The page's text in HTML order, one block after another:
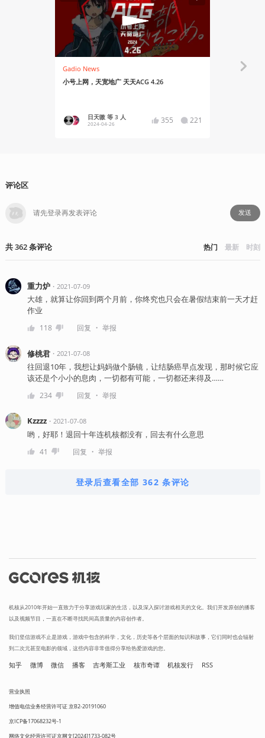
Gadio News
小号上网，天宽地广 天天ACG 4.26
日天嗷 等 3 人
2024-04-26 355 221
Gadio News
评论区
发送
共362条评论 热门 最新 时刻
重力炉・ 2021-07-09
大雄，就算让你回到两个月前，你终究也只会在暑假结束前一天才赶
作业
118 回复 ・ 举报
修桃君・ 2021-07-08
往回退10年，我想让妈妈做个肠镜，让结肠癌早点发现，那时候它应
该还是个小小的息肉，一切都有可能，一切都还来得及……
234 回复 ・ 举报
Kzzzz・ 2021-07-08
哟，好耶！退回十年连机核都没有，回去有什么意思
41 回复 ・ 举报
登录后查看全部 362 条评论
机核从2010年开始一直致力于分享游戏玩家的生活，以及深入探讨游戏相关的文化。我们开发原创的播客
以及视频节目，一直在不断寻找民间高质量的内容创作者。
我们坚信游戏不止是游戏，游戏中包含的科学，文化，历史等各个层面的知识和故事，它们同时也会辐射
到二次元甚至电影的领域，这些内容非常值得分享给热爱游戏的您。
知乎 微博 微信 播客 吉考斯工业 核市奇谭 机核发行 RSS
营业执照
增值电信业务经营许可证 京B2-20191060
京ICP备17068232号-1
网络文化经营许可证京网文[2024]1733-082号